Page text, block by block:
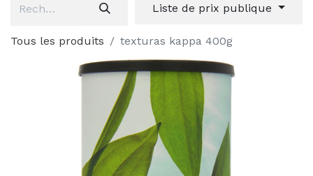
Liste de prix publique
Tous les produits texturas kappa 400g